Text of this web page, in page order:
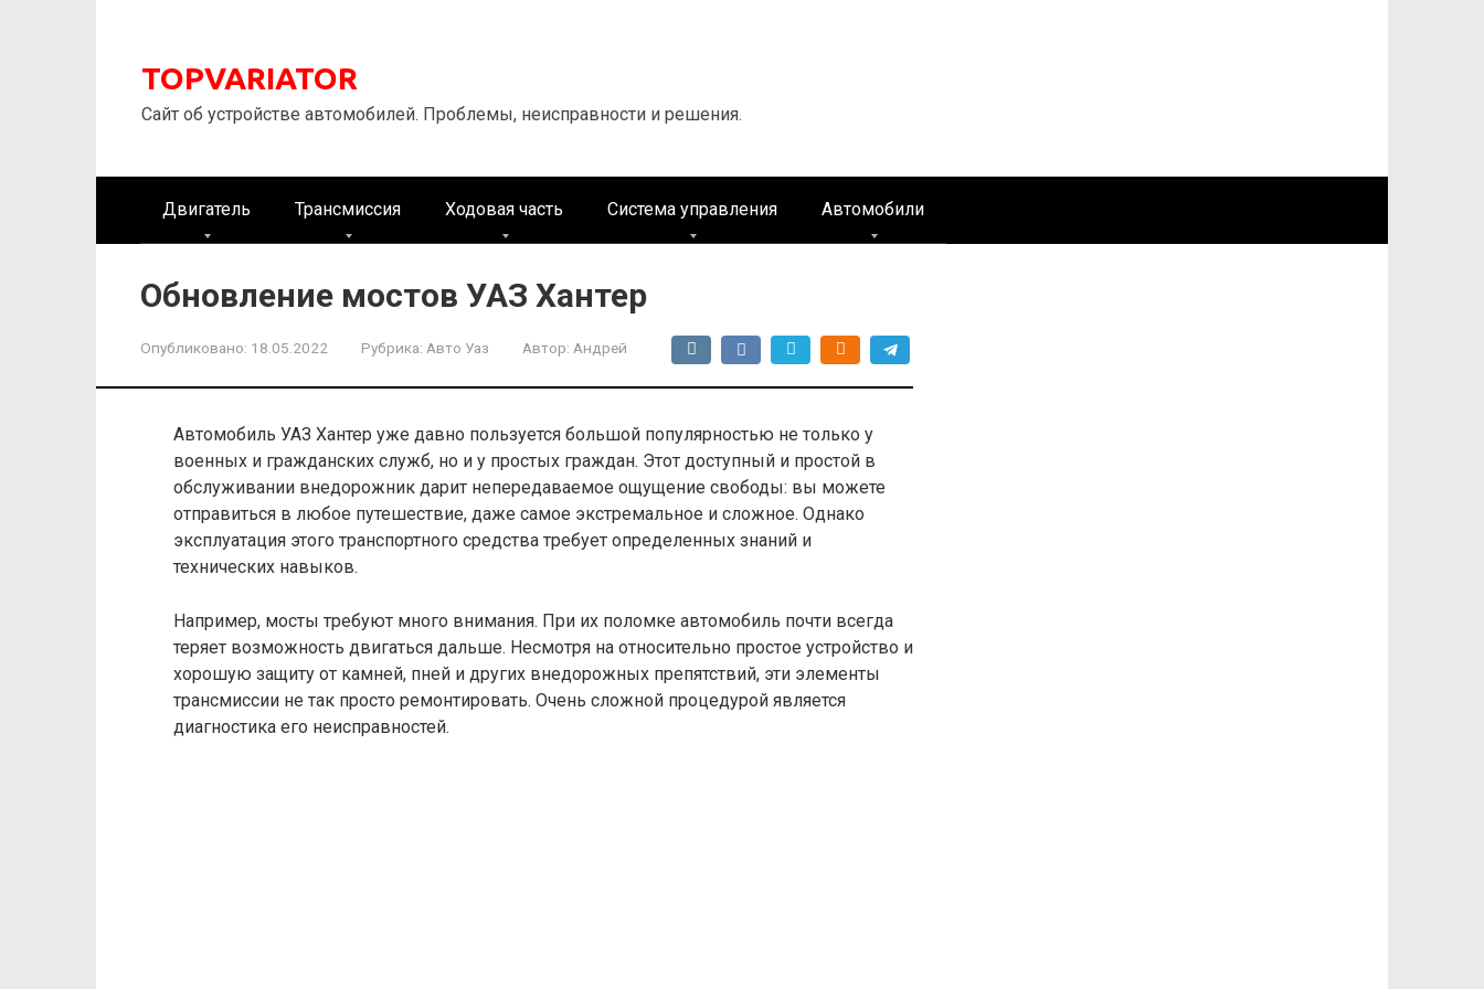
TOPVARIATOR
Сайт об устройстве автомобилей. Проблемы, неисправности и решения.
Двигатель Трансмиссия Ходовая часть Система управления Автомобили
Обновление мостов УАЗ Хантер
Опубликовано: 18.05.2022 Рубрика: Авто Уаз Автор: Андрей
Автомобиль УАЗ Хантер уже давно пользуется большой популярностью не только у
военных и гражданских служб, но и у простых граждан. Этот доступный и простой в
обслуживании внедорожник дарит непередаваемое ощущение свободы: вы можете
отправиться в любое путешествие, даже самое экстремальное и сложное. Однако
эксплуатация этого транспортного средства требует определенных знаний и
технических навыков.
Например, мосты требуют много внимания. При их поломке автомобиль почти всегда
теряет возможность двигаться дальше. Несмотря на относительно простое устройство и
хорошую защиту от камней, пней и других внедорожных препятствий, эти элементы
трансмиссии не так просто ремонтировать. Очень сложной процедурой является
диагностика его неисправностей.